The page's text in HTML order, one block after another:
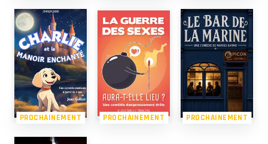
PROCHAINEMENT PROCHAINEMENT PROCHAINEMENT